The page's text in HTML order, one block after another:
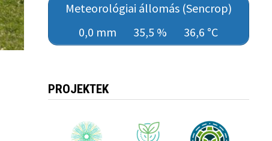
Meteorológiai állomás (Sencrop)
0,0 mm
35,5 % 36,6 °C
PROJEKTEK